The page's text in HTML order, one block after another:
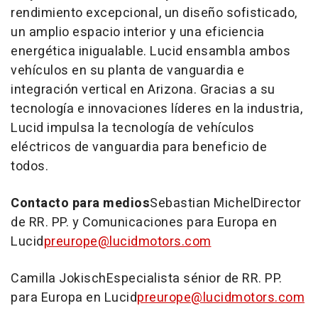
rendimiento excepcional, un diseño sofisticado,
un amplio espacio interior y una eficiencia
energética inigualable. Lucid ensambla ambos
vehículos en su planta de vanguardia e
integración vertical en Arizona. Gracias a su
tecnología e innovaciones líderes en la industria,
Lucid impulsa la tecnología de vehículos
eléctricos de vanguardia para beneficio de
todos.
Contacto para mediosSebastian MichelDirector
de RR. PP. y Comunicaciones para Europa en
Lucidpreurope@lucidmotors.com
Camilla JokischEspecialista sénior de RR. PP.
para Europa en Lucidpreurope@lucidmotors.com